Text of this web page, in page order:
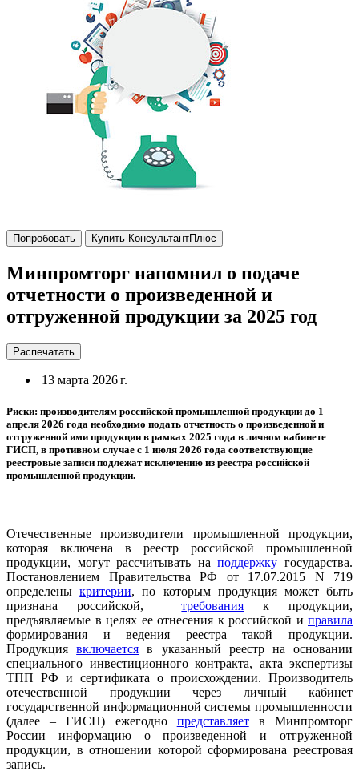
Попробовать Купить КонсультантПлюс
Минпромторг напомнил о подаче
отчетности о произведенной и
отгруженной продукции за 2025 год
Распечатать
13 марта 2026 г.
Риски: производителям российской промышленной продукции до 1
апреля 2026 года необходимо подать отчетность о произведенной и
отгруженной ими продукции в рамках 2025 года в личном кабинете
ГИСП, в противном случае с 1 июля 2026 года соответствующие
реестровые записи подлежат исключению из реестра российской
промышленной продукции.
Отечественные производители промышленной продукции,
которая включена в реестр российской промышленной
продукции, могут рассчитывать наподдержку государства.
Постановлением Правительства РФ от 17.07.2015 N 719
определеныкритерии, по которым продукция может быть
признана российской,требования к продукции,
предъявляемые в целях ее отнесения к российской и правила
формирования и ведения реестра такой продукции.
Продукциявключается в указанный реестр на основании
специального инвестиционного контракта, акта экспертизы
ТПП РФ и сертификата о происхождении. Производитель
отечественной продукции через личный кабинет
государственной информационной системы промышленности
(далее – ГИСП) ежегодно представляетв Минпромторг
России информацию о произведенной и отгруженной
продукции, в отношении которой сформирована реестровая
запись.